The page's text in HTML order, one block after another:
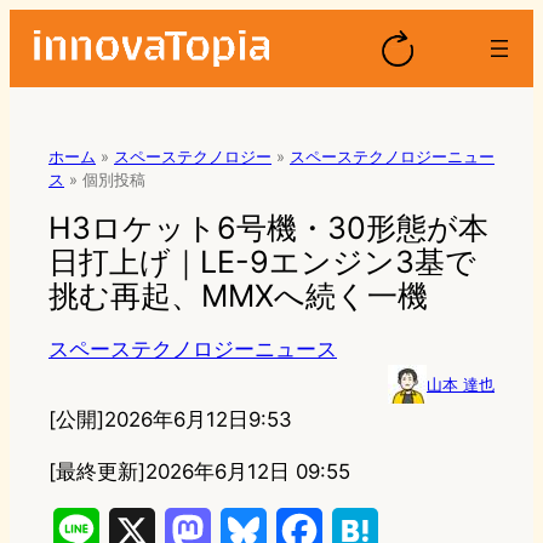
ホーム » スペーステクノロジー » スペーステクノロジーニュー
ス » 個別投稿
H3ロケット6号機・30形態が本
日打上げ｜LE-9エンジン3基で
挑む再起、MMXへ続く一機
スペーステクノロジーニュース
山本 達也
[公開]2026年6月12日9:53
[最終更新]2026年6月12日 09:55